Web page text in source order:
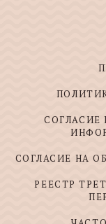
СОГЛАСИЕ
СОГЛАСИЕ НА
РЕЕСТР